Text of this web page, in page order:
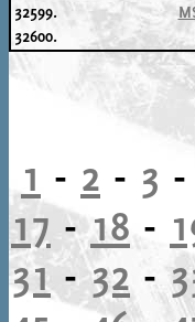
32599.
32600.
1 - 2 - 3 -
17 -18 -
31-32 -